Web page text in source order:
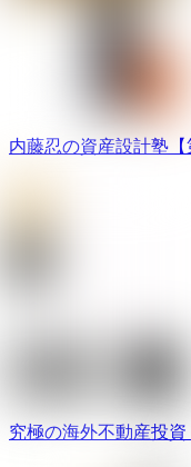
内藤忍の資産設計塾【
究極の海外不動産投